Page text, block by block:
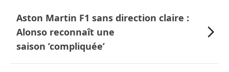
Aston Martin F1 sans direction claire :
Alonso reconnaît une
saison ’compliquée’